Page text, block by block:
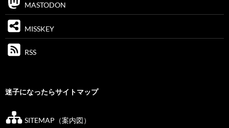
MASTODON
MISSKEY
RSS
迷子になったらサイトマップ
SITEMAP（案内図）